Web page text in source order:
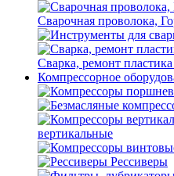
Сварочная проволока,
Сварка, ремонт
Компрессорное
вертикальные
Рессиверы